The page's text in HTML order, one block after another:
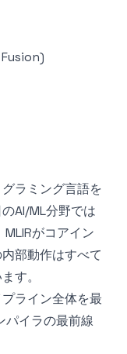
ラミング言語を
AI/ML分野では
MLIRがコアイン
部動作はすべて
す。
ライン全体を最
パイラの最前線